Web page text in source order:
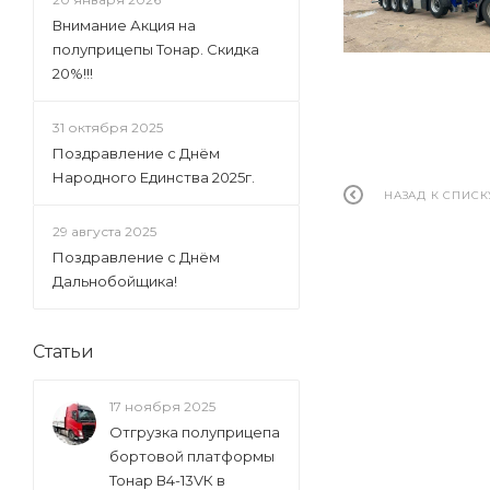
НАЗАД К
Внимание Акция на
полуприцепы Тонар. Скидка
20%!!!
31 октября 2025
Поздравление с Днём
Народного Единства 2025г.
29 августа 2025
Поздравление с Днём
Дальнобойщика!
Статьи
17 ноября 2025
Отгрузка полуприцепа
бортовой платформы
Тонар В4-13VК в